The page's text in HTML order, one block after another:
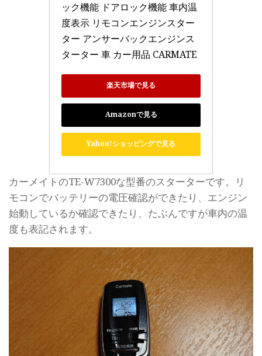
ック機能 ドアロック機能 車内温
度表示 リモコンエンジンスター
ター アンサーバックエンジンス
ターター 車 カー用品 CARMATE
楽天市場で見る
Amazonで見る
Yahoo!ショッピングで見る
カーメイトのTE-W7300な型番のスターターです。リ
モコンでバッテリーの電圧確認ができたり、エンジン
始動しているか確認できたり、たぶんですが車内の温
度も表記されます。